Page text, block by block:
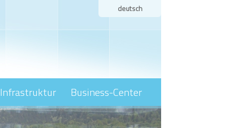
deutsch
Infrastruktur Business-Center